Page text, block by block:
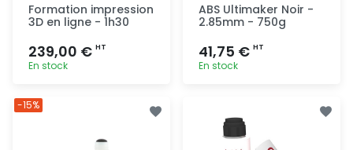
Formation impression
3D en ligne - 1h30
239,00 € HT
En stock
ABS Ultimaker Noir -
2.85mm - 750g
41,75 € HT
En stock
-15%